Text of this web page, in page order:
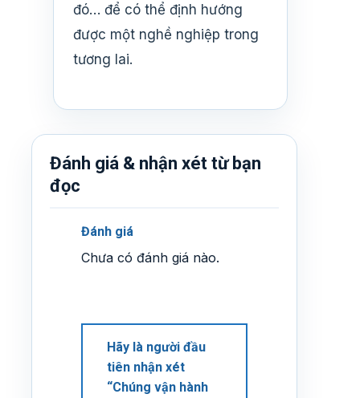
đó… để có thể định hướng
được một nghề nghiệp trong
tương lai.
Đánh giá & nhận xét từ bạn
đọc
Đánh giá
Chưa có đánh giá nào.
Hãy là người đầu
tiên nhận xét
“Chúng vận hành